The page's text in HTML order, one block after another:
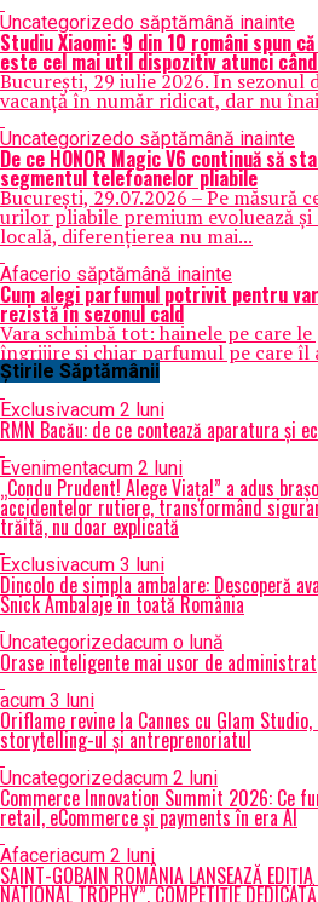
Uncategorizedo săptămână inainte
Studiu Xiaomi: 9 din 10 români spun
este cel mai util dispozitiv atunci
București, 29 iulie 2026. În sezonul
vacanță în număr ridicat, dar nu
Uncategorizedo săptămână inainte
De ce HONOR Magic V6 continuă să
segmentul telefoanelor pliabile
București, 29.07.2026 – Pe măsură
urilor pliabile premium evoluează
locală, diferențierea nu mai...
Afacerio săptămână inainte
Cum alegi parfumul potrivit pentru
rezistă în sezonul cald
Vara schimbă tot: hainele pe care
îngrijire și chiar parfumul pe care îl
Știrile Săptămânii
Exclusivacum 2 luni
RMN Bacău: de ce contează aparatura și
Evenimentacum 2 luni
„Condu Prudent! Alege Viața!” a adus
accidentelor rutiere, transformând
trăită, nu doar explicată
Exclusivacum 3 luni
Dincolo de simpla ambalare: Descoperă
Snick Ambalaje în toată România
Uncategorizedacum o lună
Orase inteligente mai usor de administrat
acum 3 luni
Oriflame revine la Cannes cu Glam
storytelling-ul și antreprenoriatul
Uncategorizedacum 2 luni
Commerce Innovation Summit 2026: Ce
retail, eCommerce și payments în era AI
Afaceriacum 2 luni
SAINT-GOBAIN ROMÂNIA LANSEAZĂ
NATIONAL TROPHY”, COMPETIȚIE